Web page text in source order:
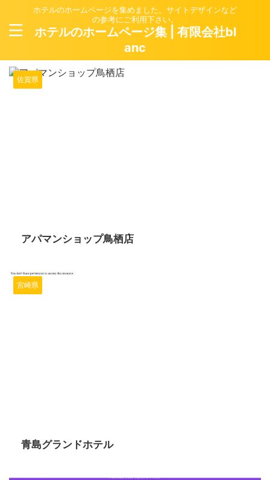
ホテルのホームページを集めました。サイトデザインなど
の参考にご利用下さい。
ホテルのホームページ集 | 有限会社bl
anc
佐賀県
アパマンショップ鳥栖店
宮崎県
青島グランドホテル